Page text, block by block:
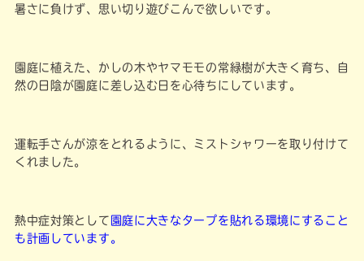
暑さに負けず、思い切り遊びこんで欲しいです。
園庭に植えた、かしの木やヤマモモの常緑樹が大きく育ち、自
然の日陰が園庭に差し込む日を心待ちにしています。
運転手さんが涼をとれるように、ミストシャワーを取り付けて
くれました。
熱中症対策として 園庭に大きなタープを貼れる環境にすること
も計画しています。